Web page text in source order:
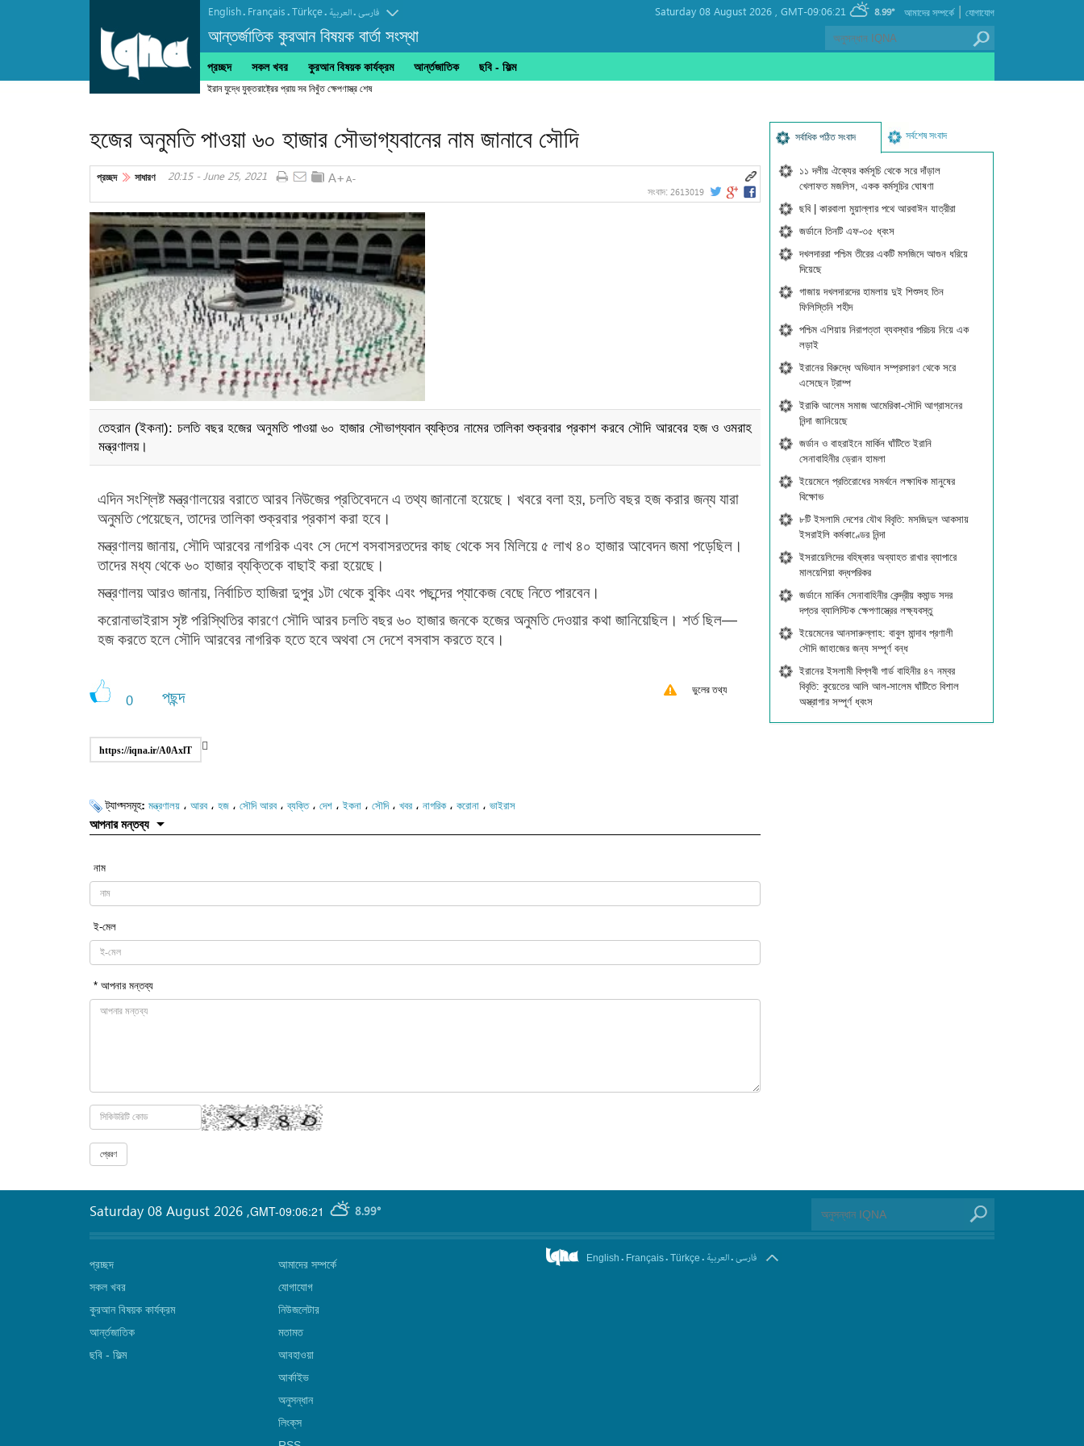
English. Français.Türkçe. العربیة.فارسی
আন্তর্জাতিক কুরআন বিষয়ক বার্তা সংস্থা
Saturday 08 August 2026 , GMT-09:06:21 8.99° যোগাযোগ
|
আমাদের সম্পর্কে
প্রচ্ছদ সকল খবর কুরআন বিষয়ক কার্যক্রম আর্ন্তজাতিক ছবি‎ - ফিল্ম
ইরান যুদ্ধে যুক্তরাষ্ট্রের প্রায় সব নিখুঁত ক্ষেপণাস্ত্র শেষ
হজের অনুমতি পাওয়া ৬০ হাজার সৌভাগ্যবানের নাম জানাবে সৌদি
প্রচ্ছদ সাধারণ 20:15 - June 25, 2021
সংবাদ: 2613019
তেহরান (ইকনা): চলতি বছর হজের অনুমতি পাওয়া ৬০ হাজার সৌভাগ্যবান ব্যক্তির নামের তালিকা শুক্রবার প্রকাশ করবে সৌদি আরবের হজ ও ওমরাহ
মন্ত্রণালয়।
এদিন সংশ্লিষ্ট মন্ত্রণালয়ের বরাতে আরব নিউজের প্রতিবেদনে এ তথ্য জানানো হয়েছে। খবরে বলা হয়, চলতি বছর হজ করার জন্য যারা
অনুমতি পেয়েছেন, তাদের তালিকা শুক্রবার প্রকাশ করা হবে।
মন্ত্রণালয় জানায়, সৌদি আরবের নাগরিক এবং সে দেশে বসবাসরতদের কাছ থেকে সব মিলিয়ে ৫ লাখ ৪০ হাজার আবেদন জমা পড়েছিল।
তাদের মধ্য থেকে ৬০ হাজার ব্যক্তিকে বাছাই করা হয়েছে।
মন্ত্রণালয় আরও জানায়, নির্বাচিত হাজিরা দুপুর ১টা থেকে বুকিং এবং পছন্দের প্যাকেজ বেছে নিতে পারবেন।
করোনাভাইরাস সৃষ্ট পরিস্থিতির কারণে সৌদি আরব চলতি বছর ৬০ হাজার জনকে হজের অনুমতি দেওয়ার কথা জানিয়েছিল। শর্ত ছিল—
হজ করতে হলে সৌদি আরবের নাগরিক হতে হবে অথবা সে দেশে বসবাস করতে হবে।
0 পছন্দ ভুলের তথ্য
https://iqna.ir/A0AxlT
ট্যাগ্সসমূহ: মন্ত্রণালয় ، আরব ، হজ ، সৌদি আরব ،ব্যক্তি، দেশ ،ইকনা ، সৌদি، খবর ، নাগরিক، করোনা ، ভাইরাস
আপনার মন্তব্য
নাম
ই-মেল
* আপনার মন্তব্য
সর্বাধিক পঠিত সংবাদ সর্বশেষ সংবাদ
১১ দলীয় ঐক্যের কর্মসূচি থেকে সরে দাঁড়াল
খেলাফত মজলিস, একক কর্মসূচির ঘোষণা
ছবি | কারবালা মুয়াল্লার পথে আরবাঈন যাত্রীরা
জর্ডানে তিনটি এফ-৩৫ ধ্বংস
দখলদাররা পশ্চিম তীরের একটি মসজিদে আগুন ধরিয়ে
দিয়েছে
গাজায় দখলদারদের হামলায় দুই শিশুসহ তিন
ফিলিস্তিনি শহীদ
পশ্চিম এশিয়ায় নিরাপত্তা ব্যবস্থার পরিচয় নিয়ে এক
লড়াই
ইরানের বিরুদ্ধে অভিযান সম্প্রসারণ থেকে সরে
এসেছেন ট্রাম্প
ইরাকি আলেম সমাজ আমেরিকা-সৌদি আগ্রাসনের
নিন্দা জানিয়েছে
জর্ডান ও বাহরাইনে মার্কিন ঘাঁটিতে ইরানি
সেনাবাহিনীর ড্রোন হামলা
ইয়েমেনে প্রতিরোধের সমর্থনে লক্ষাধিক মানুষের
বিক্ষোভ
৮টি ইসলামি দেশের যৌথ বিবৃতি: মসজিদুল আকসায়
ইসরাইলি কর্মকাণ্ডের নিন্দা
ইসরায়েলিদের বহিষ্কার অব্যাহত রাখার ব্যাপারে
মালয়েশিয়া বদ্ধপরিকর
জর্ডানে মার্কিন সেনাবাহিনীর কেন্দ্রীয় কমান্ড সদর
দপ্তর ব্যালিস্টিক ক্ষেপণাস্ত্রের লক্ষ্যবস্তু
ইয়েমেনের আনসারুল্লাহ: বাবুল মান্দাব প্রণালী
সৌদি জাহাজের জন্য সম্পূর্ণ বন্ধ
ইরানের ইসলামী বিপ্লবী গার্ড বাহিনীর ৪৭ নম্বর
বিবৃতি: কুয়েতের আলি আল-সালেম ঘাঁটিতে বিশাল
অস্ত্রাগার সম্পূর্ণ ধ্বংস
GMT-09:06:21 8.99°
Saturday 08 August 2026 ,
প্রচ্ছদ
সকল খবর
কুরআন বিষয়ক কার্যক্রম
আর্ন্তজাতিক
ছবি‎ - ফিল্ম
আমাদের সম্পর্কে
যোগাযোগ
নিউজলেটার
মতামত
আবহাওয়া
আর্কাইভ
অনুসন্ধান
লিংক্‌স
English . Français. Türkçe . العربیة.فارسی